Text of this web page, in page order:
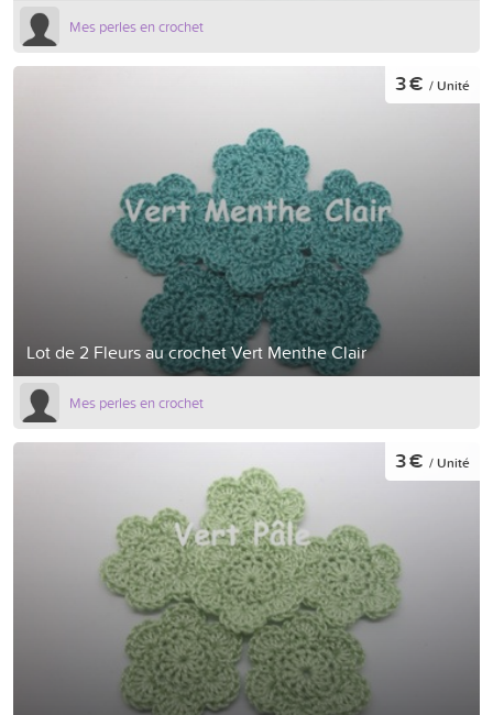
Mes perles en crochet
Lot de 2 Fleurs au crochet Vert Menthe Clair
3 € / Unité
Mes perles en crochet
3 € / Unité